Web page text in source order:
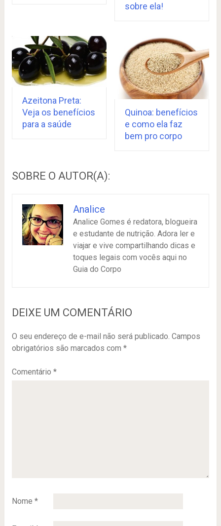
sobre ela!
Azeitona Preta:
Veja os benefícios
para a saúde
Quinoa: benefícios
e como ela faz
bem pro corpo
SOBRE O AUTOR(A):
Analice
Analice Gomes é redatora, blogueira
e estudante de nutrição. Adora ler e
viajar e vive compartilhando dicas e
toques legais com vocês aqui no
Guia do Corpo
DEIXE UM COMENTÁRIO
O seu endereço de e-mail não será publicado. Campos
obrigatórios são marcados com *
Comentário *
Nome *